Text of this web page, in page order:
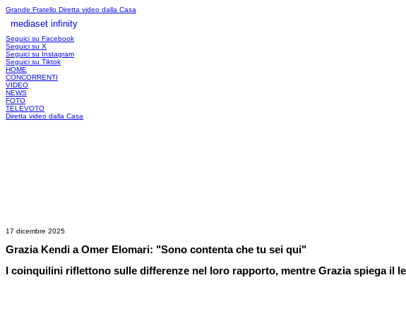
Grande Fratello Diretta video dalla Casa
mediaset infinity
Seguici su Facebook
Seguici su X
Seguici su Instagram
Seguici su Tiktok
HOME
CONCORRENTI
VIDEO
NEWS
FOTO
TELEVOTO
Diretta video dalla Casa
17 dicembre 2025
Grazia Kendi a Omer Elomari: "Sono contenta che tu sei qui"
I coinquilini riflettono sulle differenze nel loro rapporto, mentre Grazia spiega il